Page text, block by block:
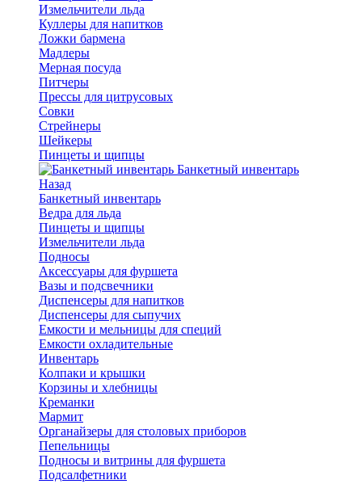
Измельчители льда
Куллеры для напитков
Ложки бармена
Мадлеры
Мерная посуда
Питчеры
Прессы для цитрусовых
Совки
Стрейнеры
Шейкеры
Пинцеты и щипцы
Банкетный инвентарь
Назад
Банкетный инвентарь
Ведра для льда
Пинцеты и щипцы
Измельчители льда
Подносы
Аксессуары для фуршета
Вазы и подсвечники
Диспенсеры для напитков
Диспенсеры для сыпучих
Емкости и мельницы для специй
Емкости охладительные
Инвентарь
Колпаки и крышки
Корзины и хлебницы
Креманки
Мармит
Органайзеры для столовых приборов
Пепельницы
Подносы и витрины для фуршета
Подсалфетники